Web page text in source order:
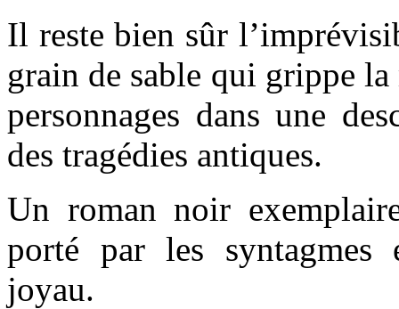
Il reste bien sûr
grain de sable qui grippe
personnages dans une
des tragédies antiques.
Un roman noir
porté par les syntagmes
joyau.